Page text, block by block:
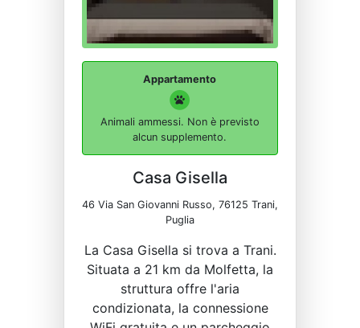
Appartamento
Animali ammessi. Non è previsto
alcun supplemento.
Casa Gisella
46 Via San Giovanni Russo, 76125 Trani,
Puglia
La Casa Gisella si trova a Trani.
Situata a 21 km da Molfetta, la
struttura offre l'aria
condizionata, la connessione